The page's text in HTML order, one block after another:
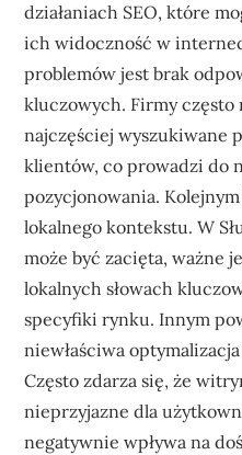
działaniach SEO, które
ich widoczność w
problemów jest brak
kluczowych. Firmy często
najczęściej wyszukiwane
klientów, co prowadzi do
pozycjonowania.
lokalnego kontekstu. W
może być zacięta, ważne
lokalnych słowach
specyfiki rynku. Innym
niewłaściwa
Często zdarza się, że
nieprzyjazne dla
negatywnie wpływa na